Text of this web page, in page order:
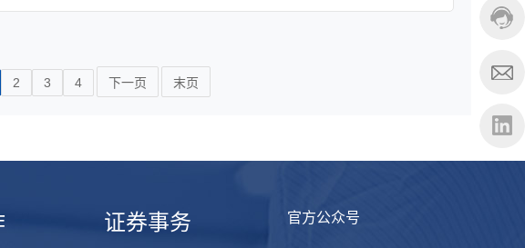
2 3 4 下一页 末页
证券事务 官方公众号